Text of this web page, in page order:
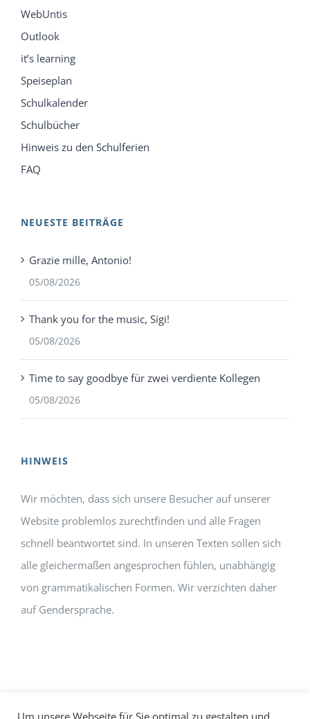
WebUntis
Outlook
it’s learning
Speiseplan
Schulkalender
Schulbücher
Hinweis zu den Schulferien
FAQ
NEUESTE BEITRÄGE
Grazie mille, Antonio!
05/08/2026
Thank you for the music, Sigi!
05/08/2026
Time to say goodbye für zwei verdiente Kollegen
05/08/2026
HINWEIS
Wir möchten, dass sich unsere Besucher auf unserer
Website problemlos zurechtfinden und alle Fragen
schnell beantwortet sind. In unseren Texten sollen sich
alle gleichermaßen angesprochen fühlen, unabhängig
von grammatikalischen Formen. Wir verzichten daher
auf Gendersprache.
Um unsere Webseite für Sie optimal zu gestalten und